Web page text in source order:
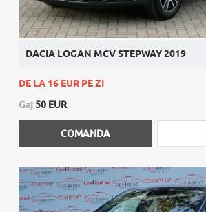
DACIA LOGAN MCV STEPWAY 2019
DE LA 16 EUR PE ZI
Gaj 50 EUR
COMANDA